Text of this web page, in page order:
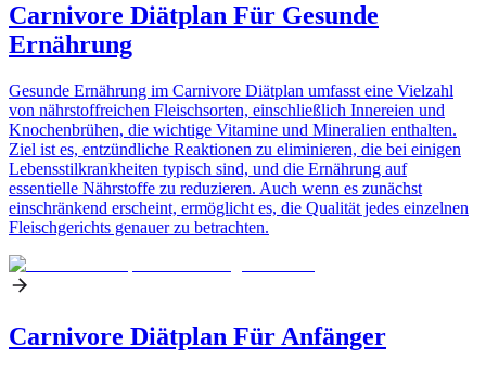
Carnivore Diätplan Für Gesunde
Ernährung
Gesunde Ernährung im Carnivore Diätplan umfasst eine Vielzahl
von nährstoffreichen Fleischsorten, einschließlich Innereien und
Knochenbrühen, die wichtige Vitamine und Mineralien enthalten.
Ziel ist es, entzündliche Reaktionen zu eliminieren, die bei einigen
Lebensstilkrankheiten typisch sind, und die Ernährung auf
essentielle Nährstoffe zu reduzieren. Auch wenn es zunächst
einschränkend erscheint, ermöglicht es, die Qualität jedes einzelnen
Fleischgerichts genauer zu betrachten.
Carnivore Diätplan Für Anfänger